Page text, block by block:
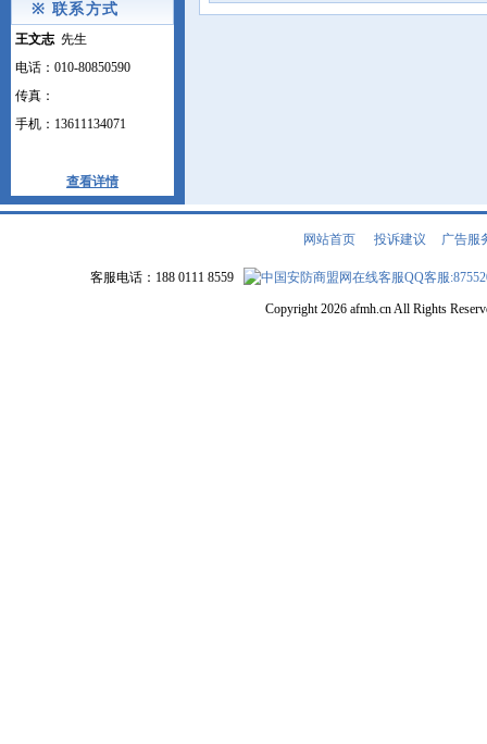
※ 联系方式
王文志先生
电话：010-80850590
传真：
手机：13611134071
查看详情
网站首页| 投诉建议 广告服
客服电话：188 0111 8559 QQ客服
Copyright 2026 afmh.cn All Rights